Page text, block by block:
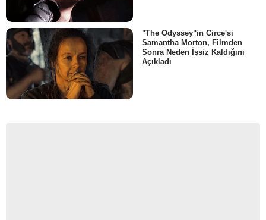
"The Odyssey"in Circe'si
Samantha Morton, Filmden
Sonra Neden İşsiz Kaldığını
Açıkladı